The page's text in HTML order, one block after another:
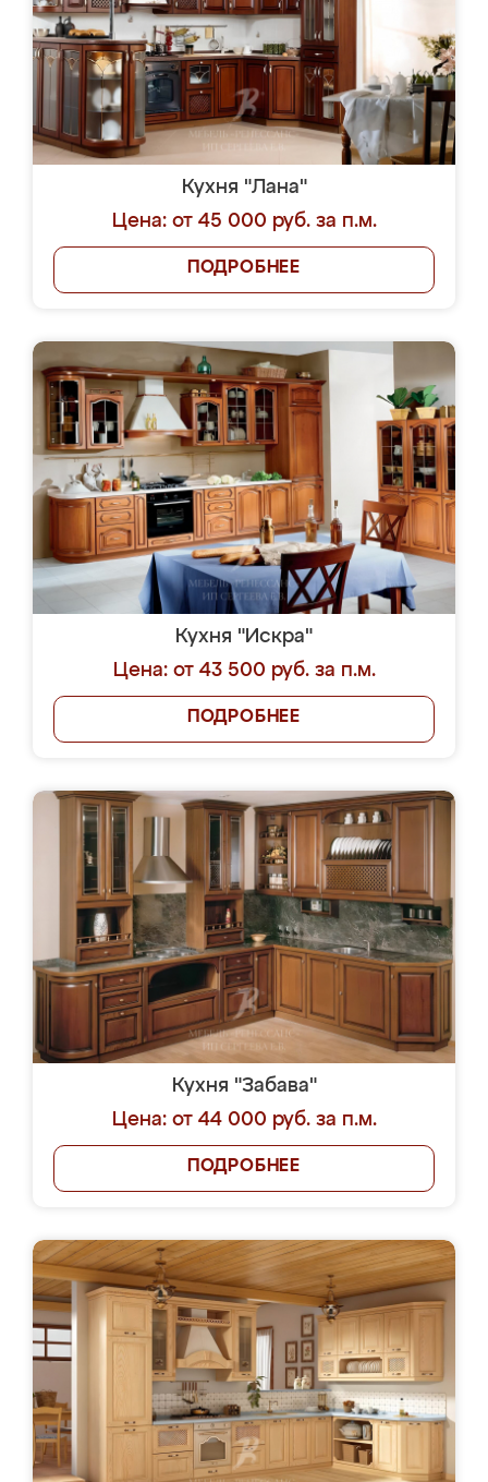
Кухня "Лана"
Цена: от 45 000 руб. за п.м.
ПОДРОБНЕЕ
Кухня "Искра"
Цена: от 43 500 руб. за п.м.
ПОДРОБНЕЕ
Кухня "Забава"
Цена: от 44 000 руб. за п.м.
ПОДРОБНЕЕ